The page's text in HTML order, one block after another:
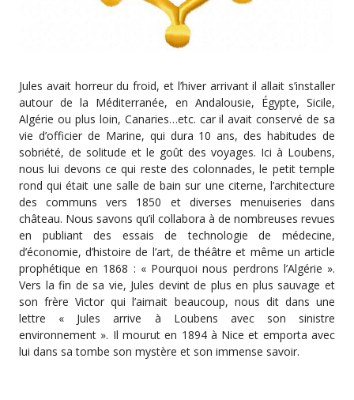
Jules avait horreur du froid, et l’hiver arrivant il allait s’installer
autour de la Méditerranée, en Andalousie, Égypte, Sicile,
Algérie ou plus loin, Canaries…etc. car il avait conservé de sa
vie d’officier de Marine, qui dura 10 ans, des habitudes de
sobriété, de solitude et le goût des voyages. Ici à Loubens,
nous lui devons ce qui reste des colonnades, le petit temple
rond qui était une salle de bain sur une citerne, l’architecture
des communs vers 1850 et diverses menuiseries dans
château. Nous savons qu’il collabora à de nombreuses revues
en publiant des essais de technologie de médecine,
d’économie, d’histoire de l’art, de théâtre et même un article
prophétique en 1868 : « Pourquoi nous perdrons l’Algérie ».
Vers la fin de sa vie, Jules devint de plus en plus sauvage et
son frère Victor qui l’aimait beaucoup, nous dit dans une
lettre « Jules arrive à Loubens avec son sinistre
environnement ». Il mourut en 1894 à Nice et emporta avec
lui dans sa tombe son mystère et son immense savoir.